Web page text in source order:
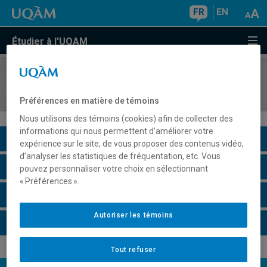
FR EN
Étudier à l'UQAM
COURS//
Description du cours
Horaire - Été 2026
Préférences en matière de témoins
Nous utilisons des témoins (cookies) afin de collecter des
informations qui nous permettent d’améliorer votre
expérience sur le site, de vous proposer des contenus vidéo,
d’analyser les statistiques de fréquentation, etc. Vous
pouvez personnaliser votre choix en sélectionnant
« Préférences ».
Tout refuser
Autoriser les témoins